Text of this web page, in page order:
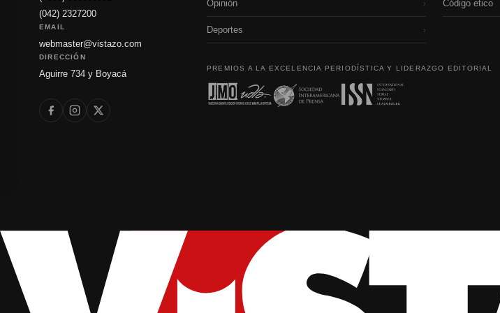
(042) 2327200
EMAIL
webmaster@vistazo.com
DIRECCIÓN
Aguirre 734 y Boyacá
Opinión ›
Deportes ›
Código etico
PREMIOS A LA EXCELENCIA PERIODÍSTICA Y LIDERAZGO EDITORIAL